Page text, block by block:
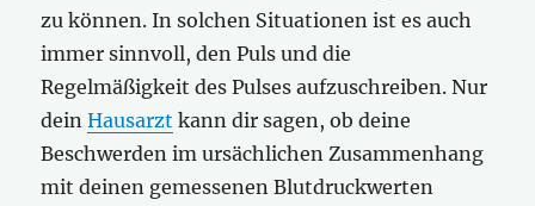
zu können. In solchen Situationen ist es auch
immer sinnvoll, den Puls und die
Regelmäßigkeit des Pulses aufzuschreiben. Nur
deinHausarzt kann dir sagen, ob deine
Beschwerden im ursächlichen Zusammenhang
mit deinen gemessenen Blutdruckwerten